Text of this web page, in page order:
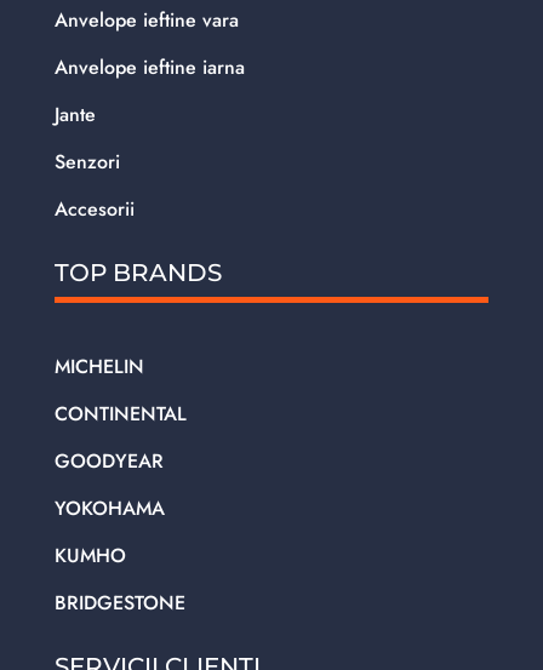
Anvelope ieftine vara
Anvelope ieftine iarna
Jante
Senzori
Accesorii
TOP BRANDS
MICHELIN
CONTINENTAL
GOODYEAR
YOKOHAMA
KUMHO
BRIDGESTONE